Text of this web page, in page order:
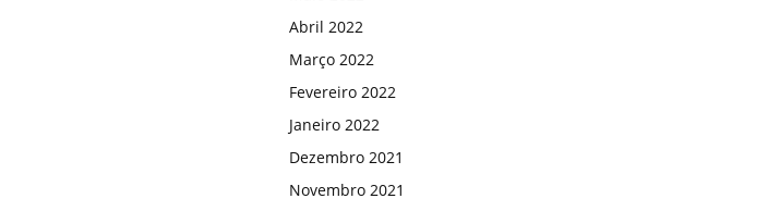
Abril 2022
Março 2022
Fevereiro 2022
Janeiro 2022
Dezembro 2021
Novembro 2021